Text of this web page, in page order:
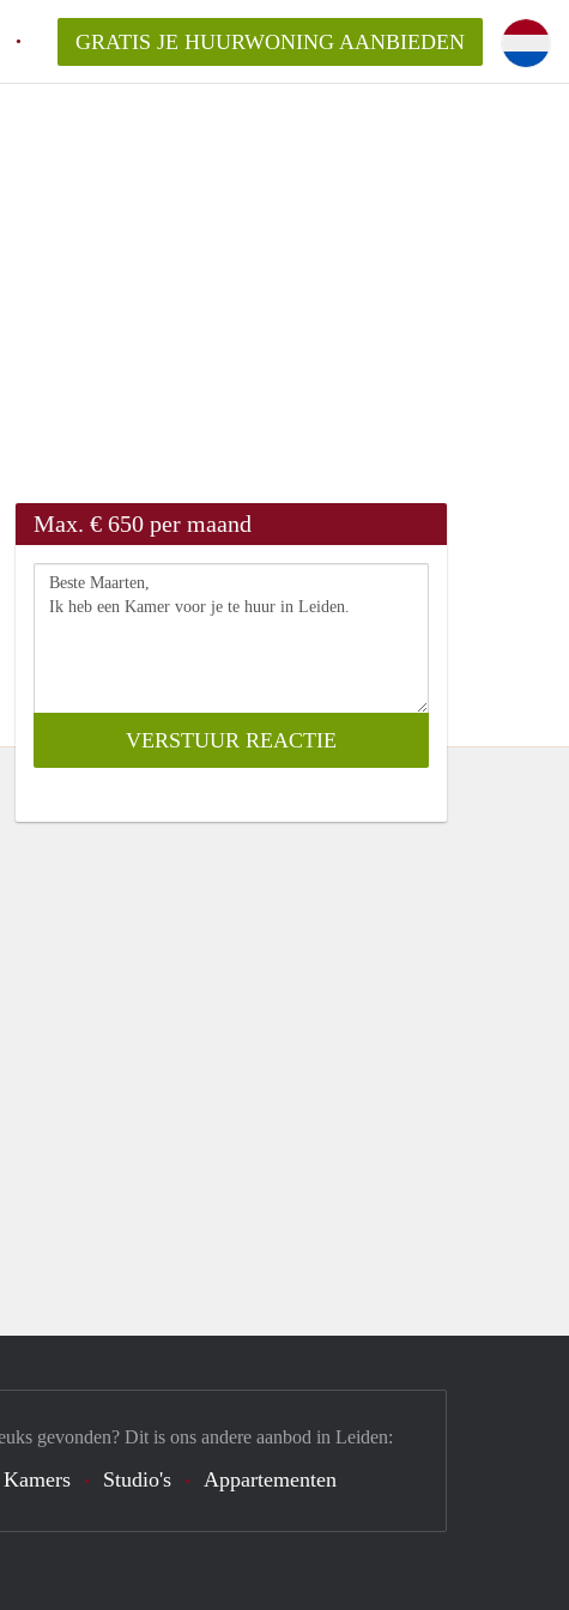
bemiddelingsvergoeding?
voor de aangeboden Huurwoning /
GRATIS JE HUURWONING AANBIEDEN
Max. € 650 per maand
gevonden? Dit is ons andere aanbod in Leiden:
Kamers Studio's Appartementen